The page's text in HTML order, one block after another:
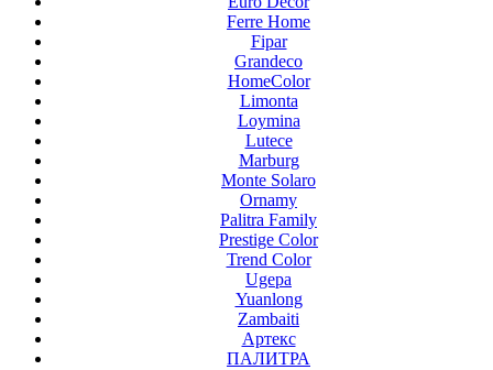
Ferre Home
Fipar
Grandeco
HomeColor
Limonta
Loymina
Lutece
Marburg
Monte Solaro
Ornamy
Palitra Family
Prestige Color
Trend Color
Ugepa
Yuanlong
Zambaiti
Артекс
ПАЛИТРА